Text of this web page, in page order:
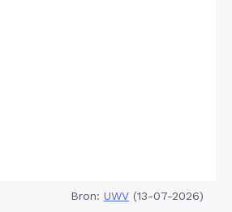
Bron: UWV (13-07-2026)